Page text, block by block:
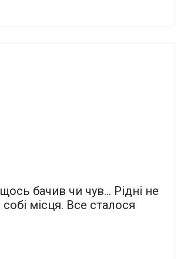
бaчив чи чув… Рiдні не
міcця. Все сталося